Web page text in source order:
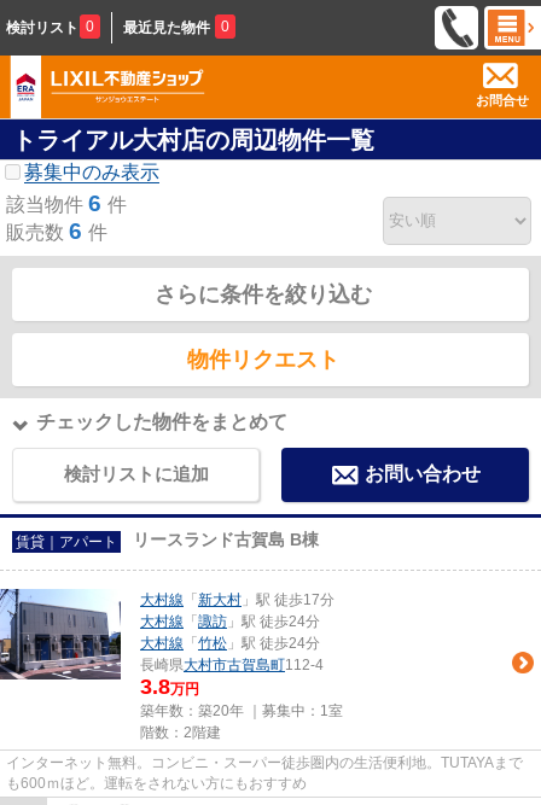
検討リスト 0 最近見た物件 0
お問合せ
トライアル大村店の周辺物件一覧
募集中のみ表示
該当物件 6 件
販売数 6 件
さらに条件を絞り込む
物件リクエスト
チェックした物件をまとめて
検討リストに追加 お問い合わせ
賃貸｜アパート リースランド古賀島 B棟
大村線 「 新大村 」駅 徒歩17分
大村線 「 諏訪 」駅 徒歩24分
大村線 「 竹松 」駅 徒歩24分
長崎県大村市古賀島町112-4
3.8万円
築年数：築20年 ｜募集中： 1室
階数：2階建
インターネット無料。コンビニ・スーパー徒歩圏内の生活便利地。TUTAYAまで
も600ｍほど。運転をされない方にもおすすめ